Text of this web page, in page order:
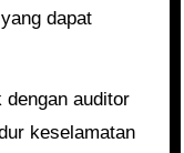
dapat
keselamatan